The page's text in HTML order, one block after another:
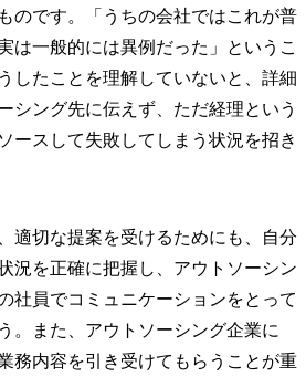
のです。「うちの会社ではこれが普
は一般的には異例だった」というこ
したことを理解していないと、詳細
シング先に伝えず、ただ経理という
ースして失敗してしまう状況を招き
適切な提案を受けるためにも、自分
況を正確に把握し、アウトソーシン
社員でコミュニケーションをとって
。また、アウトソーシング企業に
務内容を引き受けてもらうことが重